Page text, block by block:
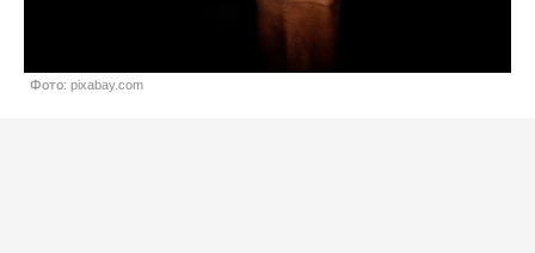
Фото: pixabay.com